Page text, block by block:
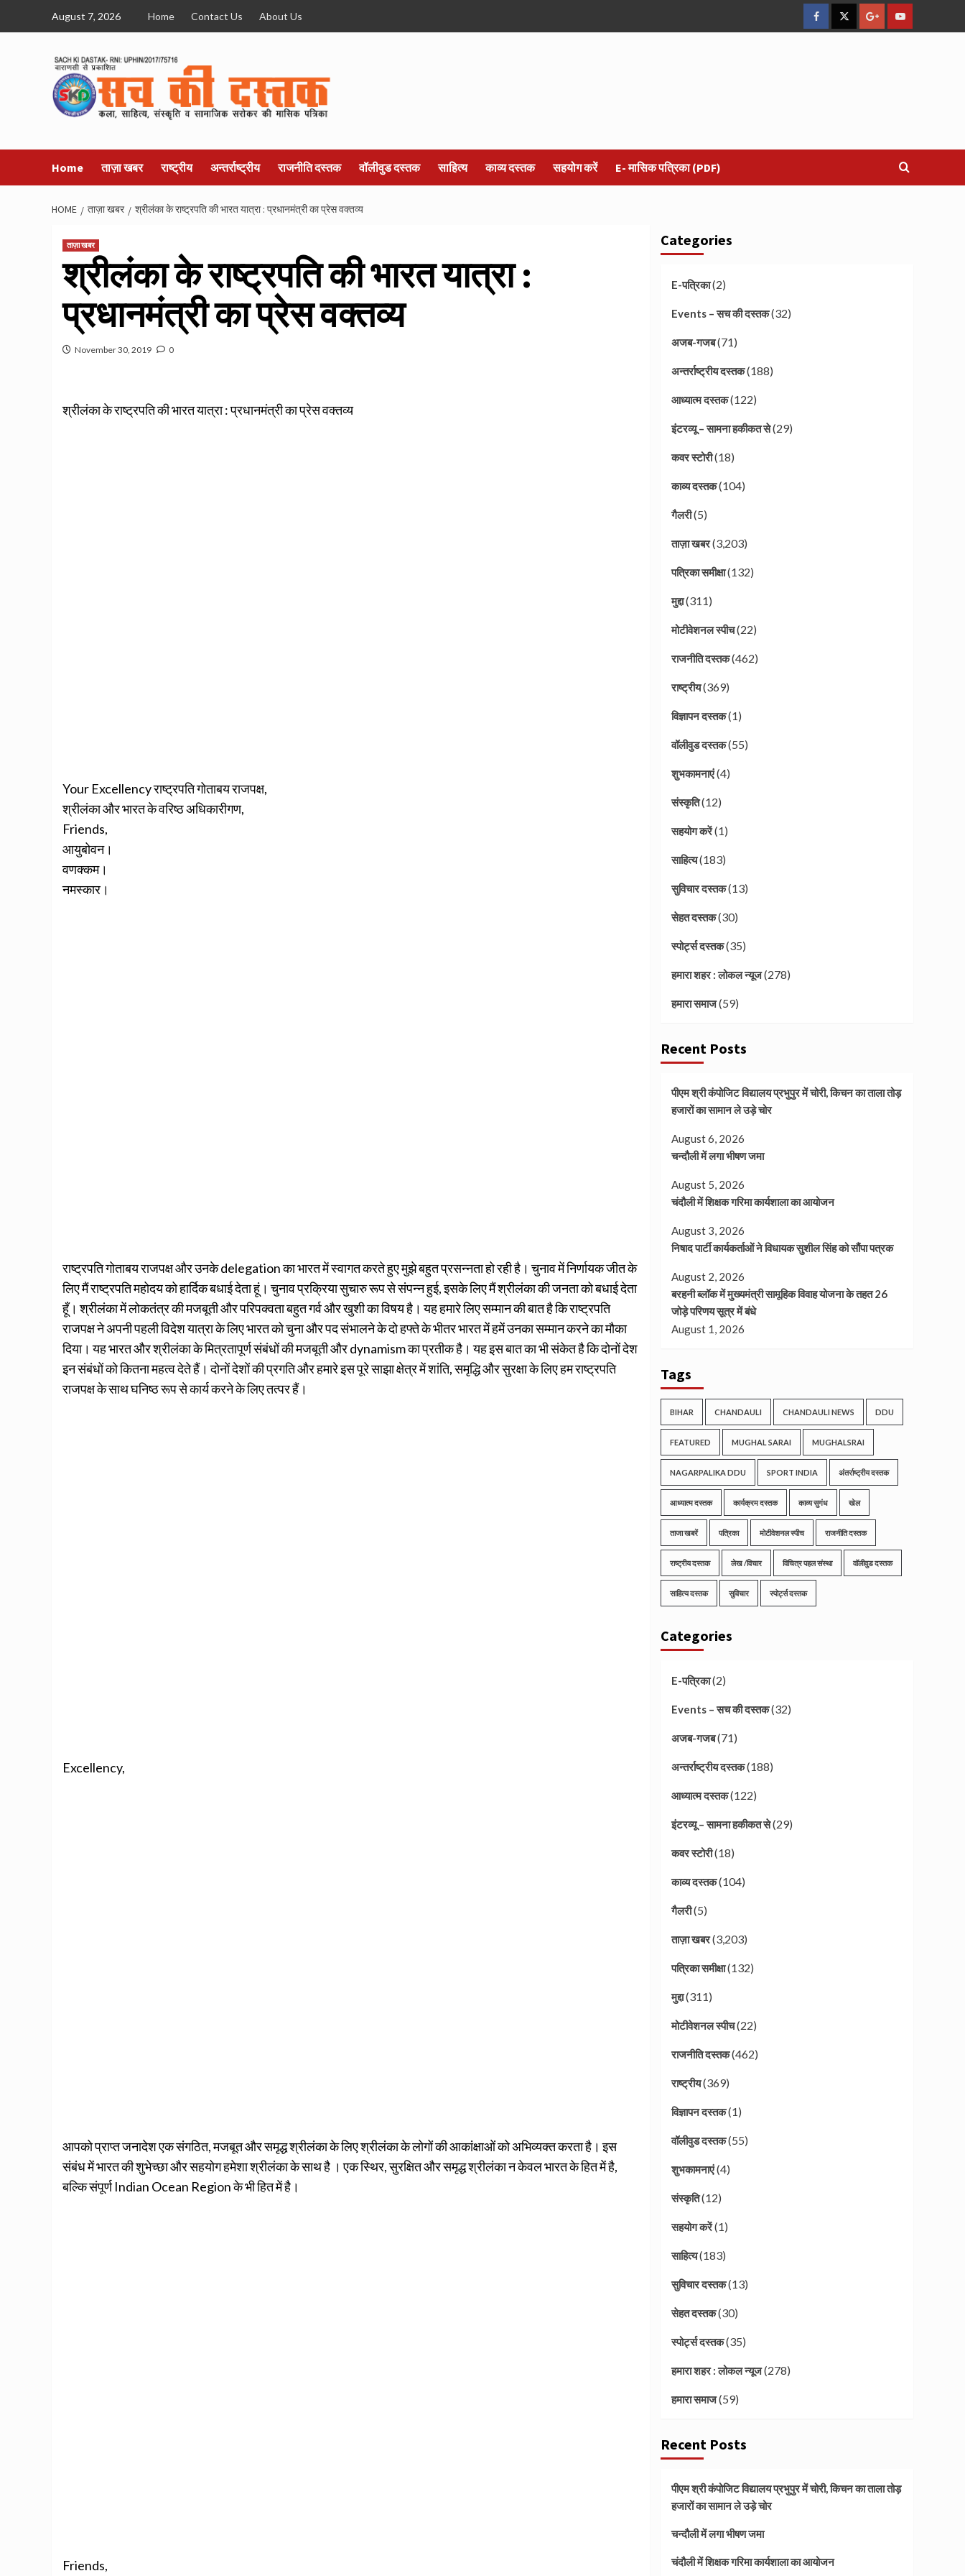
August 7, 2026 Home Contact Us About Us
facebookTwitterGoogleYouTube
Home ताज़ा खबर राष्ट्रीय अन्तर्राष्ट्रीय राजनीति दस्तक वॉलीवुड दस्तक साहित्य काव्य दस्तक सहयोग करें E- मासिक पत्रिका (PDF)
HOME ताज़ा खबर श्रीलंका के राष्ट्रपति की भारत यात्रा : प्रधानमंत्री का प्रेस वक्तव्य
ताज़ा खबर
श्रीलंका के राष्ट्रपति की भारत यात्रा :
प्रधानमंत्री का प्रेस वक्तव्य
November 30, 2019 0
श्रीलंका के राष्ट्रपति की भारत यात्रा : प्रधानमंत्री का प्रेस वक्तव्य
Your Excellency राष्ट्रपति गोताबय राजपक्ष,
श्रीलंका और भारत के वरिष्ठ अधिकारीगण,
Friends,
आयुबोवन।
वणक्कम।
नमस्कार।
राष्ट्रपति गोताबय राजपक्ष और उनके delegation का भारत में स्वागत करते हुए मुझे बहुत प्रसन्नता हो रही है। चुनाव में निर्णायक जीत के
लिए मैं राष्ट्रपति महोदय को हार्दिक बधाई देता हूं। चुनाव प्रक्रिया सुचारु रूप से संपन्न हुई, इसके लिए मैं श्रीलंका की जनता को बधाई देता
हूँ। श्रीलंका में लोकतंत्र की मजबूती और परिपक्वता बहुत गर्व और खुशी का विषय है। यह हमारे लिए सम्मान की बात है कि राष्ट्रपति
राजपक्ष ने अपनी पहली विदेश यात्रा के लिए भारत को चुना और पद संभालने के दो हफ्ते के भीतर भारत में हमें उनका सम्मान करने का मौका
दिया। यह भारत और श्रीलंका के मित्रतापूर्ण संबंधों की मजबूती और dynamism का प्रतीक है। यह इस बात का भी संकेत है कि दोनों देश
इन संबंधों को कितना महत्व देते हैं। दोनों देशों की प्रगति और हमारे इस पूरे साझा क्षेत्र में शांति, समृद्धि और सुरक्षा के लिए हम राष्ट्रपति
राजपक्ष के साथ घनिष्ठ रूप से कार्य करने के लिए तत्पर हैं।
Excellency,
आपको प्राप्त जनादेश एक संगठित, मजबूत और समृद्ध श्रीलंका के लिए श्रीलंका के लोगों की आकांक्षाओं को अभिव्यक्त करता है। इस
संबंध में भारत की शुभेच्छा और सहयोग हमेशा श्रीलंका के साथ है । एक स्थिर, सुरक्षित और समृद्ध श्रीलंका न केवल भारत के हित में है,
बल्कि संपूर्ण Indian Ocean Region के भी हित में है।
Friends,
Categories
E-पत्रिका(2)
Events – सच की दस्तक(32)
अजब-गजब(71)
अन्तर्राष्ट्रीय दस्तक(188)
आध्यात्म दस्तक(122)
इंटरव्यू – सामना हकीकत से(29)
कवर स्टोरी(18)
काव्य दस्तक(104)
गैलरी(5)
ताज़ा खबर(3,203)
पत्रिका समीक्षा(132)
मुद्दा(311)
मोटीवेशनल स्पीच(22)
राजनीति दस्तक(462)
राष्ट्रीय(369)
विज्ञापन दस्तक(1)
वॉलीवुड दस्तक(55)
शुभकामनाएं(4)
संस्कृति(12)
सहयोग करें(1)
साहित्य(183)
सुविचार दस्तक(13)
सेहत दस्तक(30)
स्पोर्ट्स दस्तक(35)
हमारा शहर : लोकल न्यूज(278)
हमारा समाज(59)
Recent Posts
पीएम श्री कंपोजिट विद्यालय प्रभुपुर में चोरी, किचन का ताला तोड़
हजारों का सामान ले उड़े चोर
August 6, 2026
चन्दौली में लगा भीषण जमा
August 5, 2026
चंदौली में शिक्षक गरिमा कार्यशाला का आयोजन
August 3, 2026
निषाद पार्टी कार्यकर्ताओं ने विधायक सुशील सिंह को सौंपा पत्रक
August 2, 2026
बरहनी ब्लॉक में मुख्यमंत्री सामूहिक विवाह योजना के तहत 26
जोड़े परिणय सूत्र में बंधे
August 1, 2026
Tags
BIHAR CHANDAULI CHANDAULI NEWS DDU
FEATURED MUGHAL SARAI MUGHALSRAI
NAGARPALIKA DDU SPORT INDIA अंतर्राष्ट्रीय दस्तक
आध्यात्म दस्तक कार्यक्रम दस्तक काव्य सुगंध खेल
ताजा खबरें पत्रिका मोटीवेशनल स्पीच राजनीति दस्तक
राष्ट्रीय दस्तक लेख /विचार विचित्र पहल संस्था वॉलीवुड दस्तक
साहित्य दस्तक सुविचार स्पोर्ट्स दस्तक
Categories
E-पत्रिका(2)
Events – सच की दस्तक(32)
अजब-गजब(71)
अन्तर्राष्ट्रीय दस्तक(188)
आध्यात्म दस्तक(122)
इंटरव्यू – सामना हकीकत से(29)
कवर स्टोरी(18)
काव्य दस्तक(104)
गैलरी(5)
ताज़ा खबर(3,203)
पत्रिका समीक्षा(132)
मुद्दा(311)
मोटीवेशनल स्पीच(22)
राजनीति दस्तक(462)
राष्ट्रीय(369)
विज्ञापन दस्तक(1)
वॉलीवुड दस्तक(55)
शुभकामनाएं(4)
संस्कृति(12)
सहयोग करें(1)
साहित्य(183)
सुविचार दस्तक(13)
सेहत दस्तक(30)
स्पोर्ट्स दस्तक(35)
हमारा शहर : लोकल न्यूज(278)
हमारा समाज(59)
Recent Posts
पीएम श्री कंपोजिट विद्यालय प्रभुपुर में चोरी, किचन का ताला तोड़
हजारों का सामान ले उड़े चोर
चन्दौली में लगा भीषण जमा
चंदौली में शिक्षक गरिमा कार्यशाला का आयोजन